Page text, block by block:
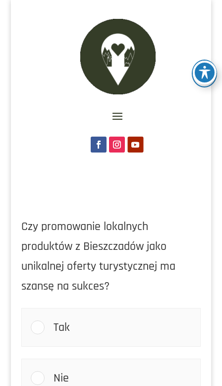
Czy promowanie lokalnych
produktów z Bieszczadów jako
unikalnej oferty turystycznej ma
szansę na sukces?
Tak
Nie